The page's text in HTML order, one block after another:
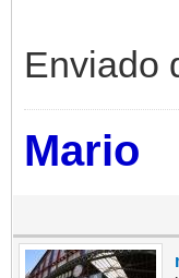
Enviado
Mario